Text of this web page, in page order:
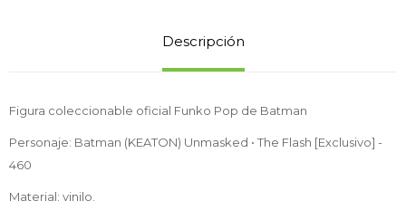
Descripción
Figura coleccionable oficial Funko Pop de Batman
Personaje: Batman (KEATON) Unmasked • The Flash [Exclusivo] -
460
Material: vinilo.